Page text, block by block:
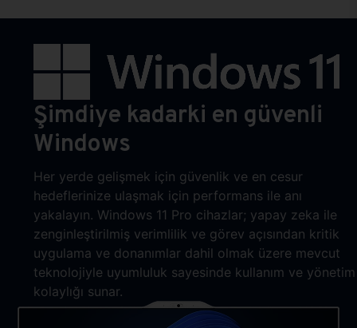
Şimdiye kadarki en güvenli
Windows
Her yerde gelişmek için güvenlik ve en cesur
hedeflerinize ulaşmak için performans ile anı
yakalayın. Windows 11 Pro cihazlar; yapay zeka ile
zenginleştirilmiş verimlilik ve görev açısından kritik
uygulama ve donanımlar dahil olmak üzere mevcut
teknolojiyle uyumluluk sayesinde kullanım ve yönetim
kolaylığı sunar.